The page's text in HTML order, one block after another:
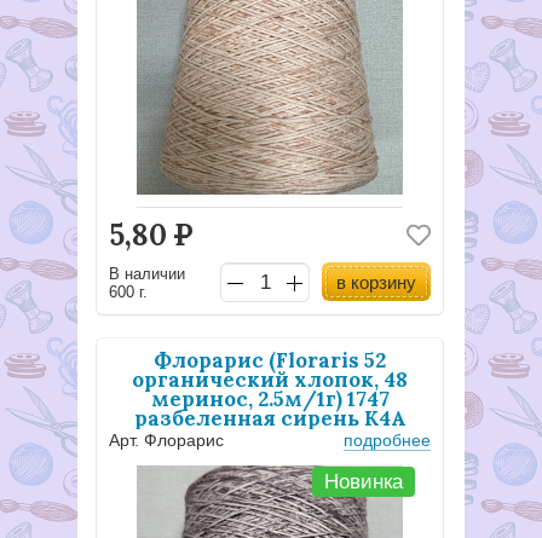
5,80 Р
В наличии
600 г.
в корзину
Флорарис (Floraris 52
органический хлопок, 48
меринос, 2.5м/1г) 1747
разбеленная сирень К4А
Арт. Флорарис подробнее
Новинка